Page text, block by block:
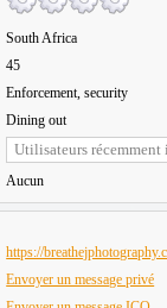
South Africa
45
Enforcement, security
Dining out
Aucun
https://
Envoyer un message privé